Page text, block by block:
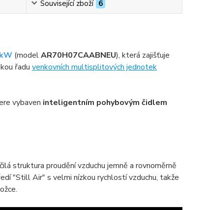
Související zboží 6
(modelAR70H07CAABNEU), která zajišťuje
řadu venkovních multisplitových jednotek
vybaven inteligentním pohybovým čidlem
struktura proudění vzduchu jemně a rovnoměrně
"Still Air" s velmi nízkou rychlostí vzduchu, takže